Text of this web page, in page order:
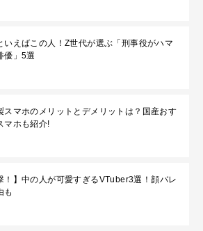
いえばこの人！Z世代が選ぶ「刑事役がハマ
優」5選
スマホのメリットとデメリットは？国産おす
マホも紹介!
！】中の人が可愛すぎるVTuber3選！顔バレ
も